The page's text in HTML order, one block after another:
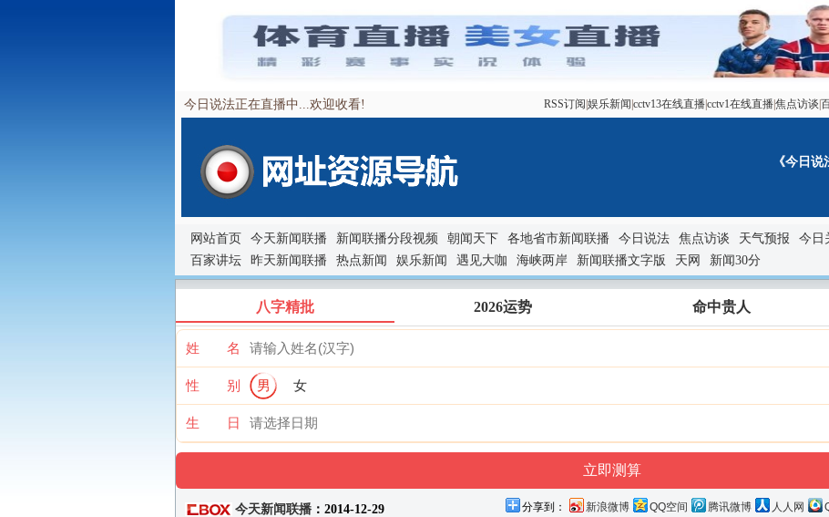
今日说法正在直播中...欢迎收看! RSS订阅 娱乐新闻 cctv13在线直播cctv1在线直播焦点访谈
《今日
网站首页 今天新闻联播 新闻联播分段视频 朝闻天下 各地省市新闻联播 今日说法 焦点访谈 天气预报 今日
百家讲坛
昨天新闻联播 热点新闻 娱乐新闻 遇见大咖 海峡两岸 新闻联播文字版 天网 新闻30分
八字精批 2026运势 命中贵人
姓 名
性 别 男 女
生 日
今天新闻联播 ：2014-12-29 分享到： 新浪微博 QQ空间 腾讯微博 人人网